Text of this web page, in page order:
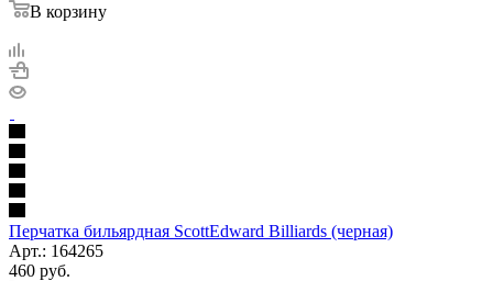
В корзину
Перчатка бильярдная ScottEdward Billiards (черная)
Арт.: 164265
460 руб.